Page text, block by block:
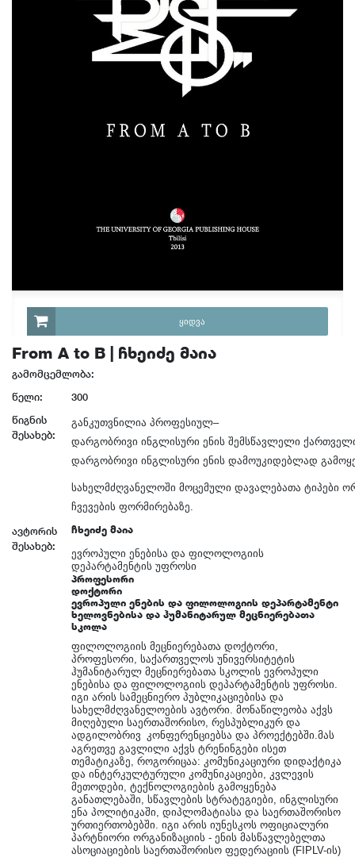
ᲧᲘᲓᲕᲐ
From A to B | ჩხეიძე მაია
გამომცემლობა:
წელი:
300
წიგნის
შესახებ:
განკუთვნილია პროფესიულ–
დარგობრივი ინგლისური ენის შემსწავლელი
დარგობრივი ინგლისური ენის დამოუკიდებლად
სახელმძღვანელოში მოცემული დავალებათა ტიპები
ჩვევების ფორმირებაზე
ავტორის
შესახებ:
ჩხეიძე მაია
ევროპული ენებისა და ფილოლოგიის
დეპარტამენტის უფროსი
პროფესორი
დოქტორი
ევროპული ენების და ფილოლოგიის დეპარტამენტი
ხელოვნებისა და ჰუმანიტარულ მეცნიერებათა
სკოლა
ფილოლოგიის მეცნიერებათა დოქტორი,
პროფესორი, საქართველოს უნივერსიტეტის
ჰუმანიტარულ მეცნიერებათა სკოლის ევროპული
ენებისა და ფილოლოგიის დეპარტამენტის უფროსი.
იგი არის სამეცნიერო პუბლიკაციებისა და
სახელმძღვანელოების ავტორი. მონაწილეობა აქვს
მიღებული საერთაშორისო, რესპუბლიკურ და
ადგილობრივ კონფერენციებსა და პროექტებში.მას
აგრეთვე გავლილი აქვს ტრენინგები ისეთ
თემატიკაზე, როგორიცაა: კომუნიკაციური დიდაქტიკა
და ინტერკულტურული კომუნიკაციები, კვლევის
მეთოდები, ტექნოლოგიების გამოყენება
განათლებაში, სწავლების სტრატეგიები, ინგლისური
ენა პოლიტიკაში, დიპლომატიასა და საერთაშორისო
ურთიერთობებში. იგი არის იუნესკოს ოფიციალური
პარტნიორი ორგანიზაციის - ენის მასწავლებელთა
ასოციაციების საერთაშორისო ფედერაციის (FIPLV-ის)